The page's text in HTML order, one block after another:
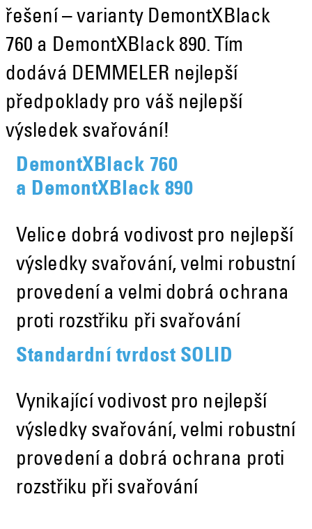
řešení – varianty DemontXBlack
760 a DemontXBlack 890. Tím
dodává DEMMELER nejlepší
předpoklady pro váš nejlepší
výsledek svařování!
DemontXBlack 760
a DemontXBlack 890
Velice dobrá vodivost pro nejlepší
výsledky svařování, velmi robustní
provedení a velmi dobrá ochrana
proti rozstřiku při svařování
Standardní tvrdost SOLID
Vynikající vodivost pro nejlepší
výsledky svařování, velmi robustní
provedení a dobrá ochrana proti
rozstřiku při svařování